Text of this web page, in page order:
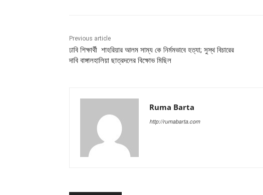
Previous article
ঢাবি শিক্ষার্থী শাহরিয়ার আলম সাম্য কে নির্মমভাবে হত্যা; সুস্থ বিচারের
দাবি বাঙ্গালহালিয়া ছাত্রদলের বিক্ষোভ মিছিল
Ruma Barta
http://rumabarta.com